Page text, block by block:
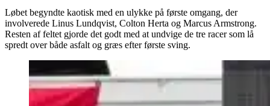
Løbet begyndte kaotisk med en ulykke på første omgang, der
involverede Linus Lundqvist, Colton Herta og Marcus Armstrong.
Resten af feltet gjorde det godt med at undvige de tre racer som lå
spredt over både asfalt og græs efter første sving.